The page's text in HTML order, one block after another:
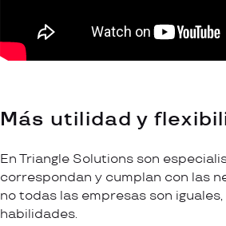
Más utilidad y
En Triangle Solutions son
correspondan y cumplan con las
no todas las empresas son
habilidades.